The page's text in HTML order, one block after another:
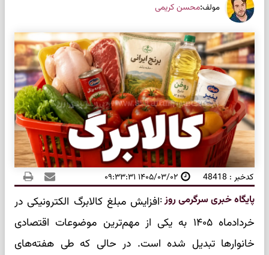
مولف:محسن کریمی
کدخبر : 48418 ۱۴۰۵/۰۳/۰۲ ۰۹:۳۳:۳۱
پایگاه خبری سرگرمی روز:افزایش مبلغ کالابرگ الکترونیکی در
خردادماه ۱۴۰۵ به یکی از مهم‌ترین موضوعات اقتصادی
خانوارها تبدیل شده است. در حالی که طی هفته‌های